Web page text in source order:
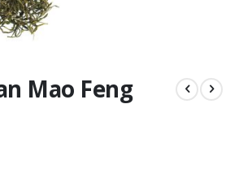
Mao Feng